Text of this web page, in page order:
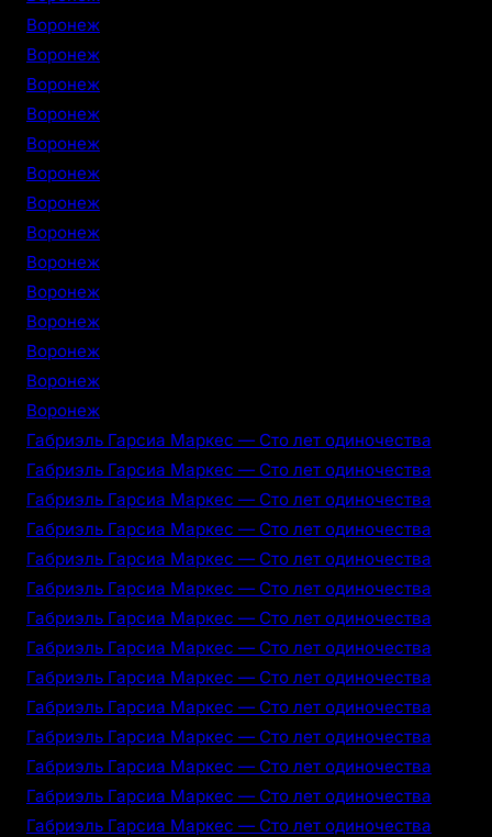
Воронеж
Воронеж
Воронеж
Воронеж
Воронеж
Воронеж
Воронеж
Воронеж
Воронеж
Воронеж
Воронеж
Воронеж
Воронеж
Воронеж
Габриэль Гарсиа Маркес — Сто лет одиночества
Габриэль Гарсиа Маркес — Сто лет одиночества
Габриэль Гарсиа Маркес — Сто лет одиночества
Габриэль Гарсиа Маркес — Сто лет одиночества
Габриэль Гарсиа Маркес — Сто лет одиночества
Габриэль Гарсиа Маркес — Сто лет одиночества
Габриэль Гарсиа Маркес — Сто лет одиночества
Габриэль Гарсиа Маркес — Сто лет одиночества
Габриэль Гарсиа Маркес — Сто лет одиночества
Габриэль Гарсиа Маркес — Сто лет одиночества
Габриэль Гарсиа Маркес — Сто лет одиночества
Габриэль Гарсиа Маркес — Сто лет одиночества
Габриэль Гарсиа Маркес — Сто лет одиночества
Габриэль Гарсиа Маркес — Сто лет одиночества